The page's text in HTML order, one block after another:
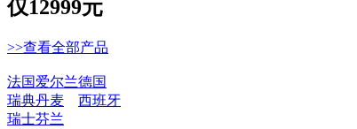
仅12999元
>>查看全部产品
法国爱尔兰德国
瑞典丹麦
西班牙
瑞士芬兰